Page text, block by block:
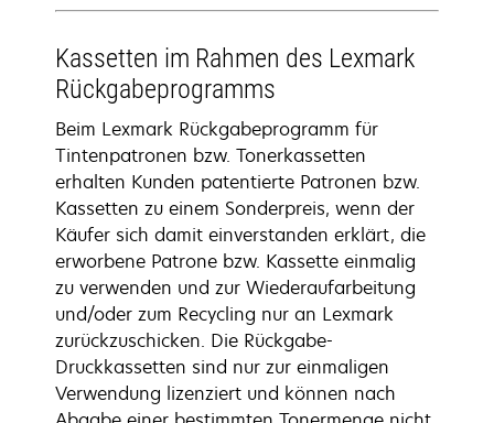
Kassetten im Rahmen des Lexmark
Rückgabeprogramms
Beim Lexmark Rückgabeprogramm für
Tintenpatronen bzw. Tonerkassetten
erhalten Kunden patentierte Patronen bzw.
Kassetten zu einem Sonderpreis, wenn der
Käufer sich damit einverstanden erklärt, die
erworbene Patrone bzw. Kassette einmalig
zu verwenden und zur Wiederaufarbeitung
und/oder zum Recycling nur an Lexmark
zurückzuschicken. Die Rückgabe-
Druckkassetten sind nur zur einmaligen
Verwendung lizenziert und können nach